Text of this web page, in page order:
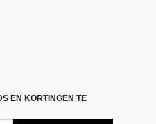
EN KORTINGEN TE